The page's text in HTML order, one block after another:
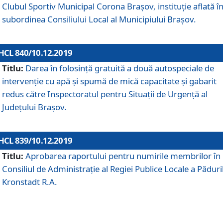
Clubul Sportiv Municipal Corona Braşov, instituție aflată în
subordinea Consiliului Local al Municipiului Brașov.
840/10.12.2019
Titlu: Darea în folosință gratuită a două autospeciale de
intervenție cu apă și spumă de mică capacitate și gabarit
redus către Inspectoratul pentru Situaţii de Urgenţă al
Judeţului Brașov.
839/10.12.2019
Titlu: Aprobarea raportului pentru numirile membrilor în
Consiliul de Administraţie al Regiei Publice Locale a
Kronstadt R.A.